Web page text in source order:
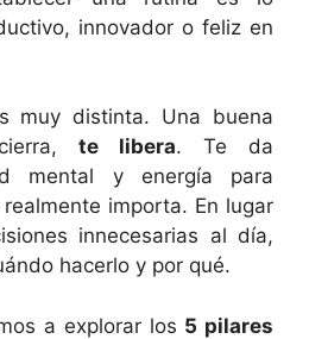
innovador o feliz en
muy distinta. Una buena
te libera. Te da
mental y energía para
importa. En lugar
innecesarias al día,
hacerlo y por qué.
a explorar los 5 pilares